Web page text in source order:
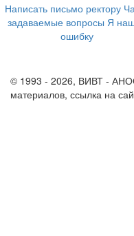
Написать письмо ректору
задаваемые вопросы Я
ошибку
© 1993 - 2026, ВИВТ -
материалов, ссылка на